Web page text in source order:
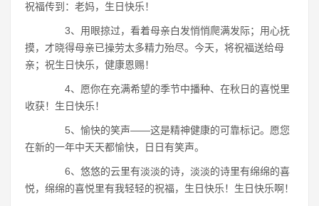
祝福传到：老妈，生日快乐！
3、用眼掠过，看着母亲白发悄悄爬满发际；用心抚
摸，才晓得母亲已操劳太多精力殆尽。今天，将祝福送给母
亲；祝生日快乐，健康恩赐！
4、愿你在充满希望的季节中播种、在秋日的喜悦里
收获！生日快乐！
5、愉快的笑声――这是精神健康的可靠标记。愿您
在新的一年中天天都愉快，日日有笑声。
6、悠悠的云里有淡淡的诗，淡淡的诗里有绵绵的喜
悦，绵绵的喜悦里有我轻轻的祝福，生日快乐！生日快乐啊！